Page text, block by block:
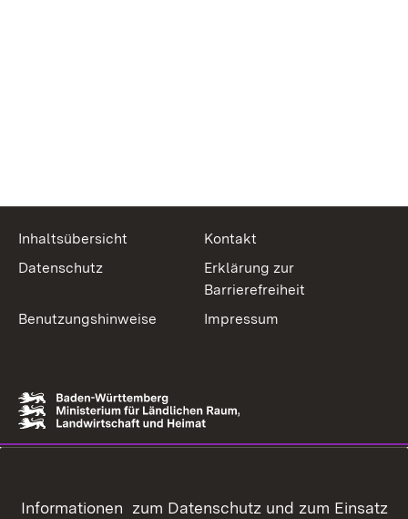
Inhaltsübersicht
Kontakt
Datenschutz
Erklärung zur
Barrierefreiheit
Benutzungshinweise
Impressum
Informationen zum Datenschutz und zum Einsatz